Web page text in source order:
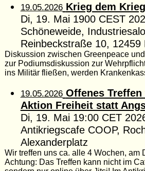
19.05.2026 Krieg dem
Di, 19. Mai 1900 CEST
Schöneweide,
Reinbeckstraße 10, 12459
Diskussion zwischen Greenpeace
zur Podiumsdiskussion zur
ins Militär fließen, werden
19.05.2026 Offenes
Aktion Freiheit statt
Di, 19. Mai 19:00 CET
Antikriegscafe COOP,
Alexanderplatz
Wir treffen uns ca. alle 4 Wochen, am
Achtung: Das Treffen kann nicht im